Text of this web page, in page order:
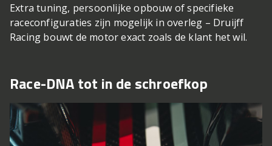
Extra tuning, persoonlijke opbouw of specifieke
raceconfiguraties zijn mogelijk in overleg – Druijff
Racing bouwt de motor exact zoals de klant het wil.
Race-DNA tot in de schroefkop